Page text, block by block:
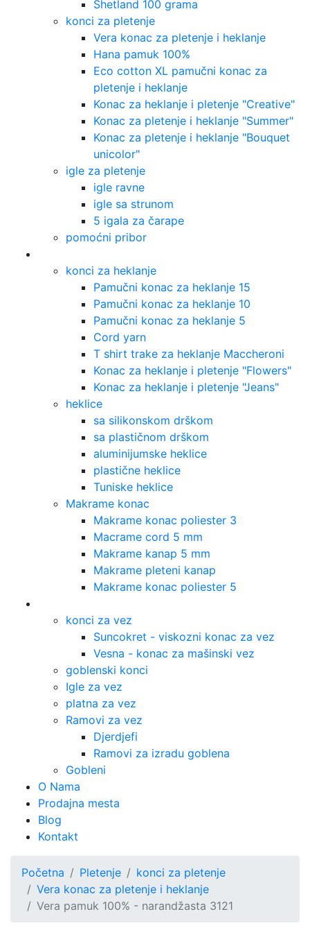
Shetland 100 grama
konci za pletenje
Vera konac za pletenje i heklanje
Hana pamuk 100%
Eco cotton XL pamučni konac za
pletenje i heklanje
Konac za heklanje i pletenje "Creative"
Konac za pletenje i heklanje "Summer"
Konac za pletenje i heklanje "Bouquet
unicolor"
igle za pletenje
igle ravne
igle sa strunom
5 igala za čarape
pomoćni pribor
konci za heklanje
Pamučni konac za heklanje 15
Pamučni konac za heklanje 10
Pamučni konac za heklanje 5
Cord yarn
T shirt trake za heklanje Maccheroni
Konac za heklanje i pletenje "Flowers"
Konac za heklanje i pletenje "Jeans"
heklice
sa silikonskom drškom
sa plastičnom drškom
aluminijumske heklice
plastične heklice
Tuniske heklice
Makrame konac
Makrame konac poliester 3
Macrame cord 5 mm
Makrame kanap 5 mm
Makrame pleteni kanap
Makrame konac poliester 5
konci za vez
Suncokret - viskozni konac za vez
Vesna - konac za mašinski vez
goblenski konci
Igle za vez
platna za vez
Ramovi za vez
Djerdjefi
Ramovi za izradu goblena
Gobleni
O Nama
Prodajna mesta
Blog
Kontakt
Početna Pletenje
konci za pletenje
Vera konac za pletenje i heklanje
Vera pamuk 100% - narandžasta 3121